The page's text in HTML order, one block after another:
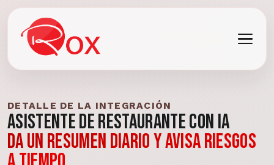
DETALLE DE LA INTEGRACIÓN
Asistente de Restaurante con IA
Da un resumen diario y avisa riesgos